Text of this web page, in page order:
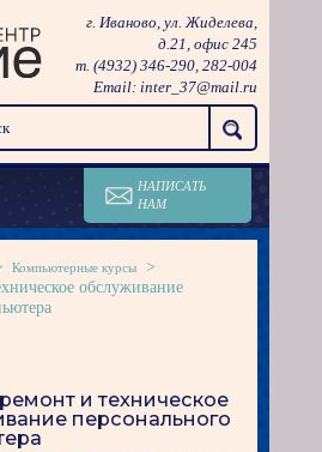
г. Иваново, ул. Жиделева,
д.21, офис 245
т. (4932) 346-290, 282-004
Email: inter_37@mail.ru
НАПИСАТЬ
НАМ
Компьютерные курсы
>
обслуживание
и техническое
персонального